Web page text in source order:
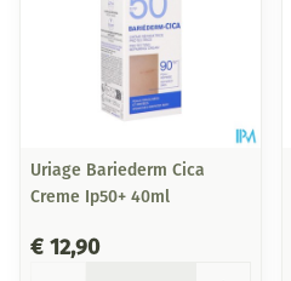
Uriage Bariederm Cica
Creme Ip50+ 40ml
€ 12,90